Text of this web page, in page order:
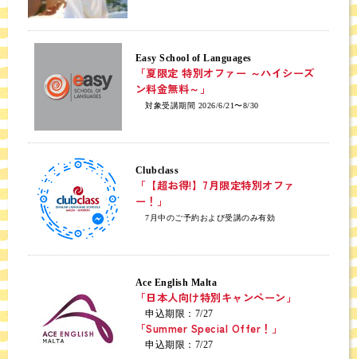
Easy School of Languages
「夏限定 特別オファー ～ハイシーズ
ン料金無料～」
対象受講期間 2026/6/21〜8/30
Clubclass
「【超お得!】7月限定特別オファ
ー！」
7月中のご予約および受講のみ有効
Ace English Malta
「日本人向け特別キャンペーン」
申込期限：7/27
「Summer Special Offer！」
申込期限：7/27